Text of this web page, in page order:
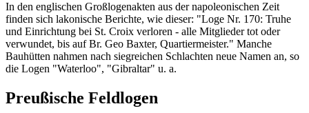
In den englischen Großlogenakten aus der napoleonischen Zeit
finden sich lakonische Berichte, wie dieser: "Loge Nr. 170: Truhe
und Einrichtung bei St. Croix verloren - alle Mitglieder tot oder
verwundet, bis auf Br. Geo Baxter, Quartiermeister." Manche
Bauhütten nahmen nach siegreichen Schlachten neue Namen an, so
die Logen "Waterloo", "Gibraltar" u. a.
Preußische Feldlogen